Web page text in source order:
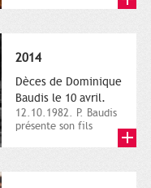
2014
Dèces de Dominique
Baudis le 10 avril.
12.10.1982. P. Baudis
présente son fils